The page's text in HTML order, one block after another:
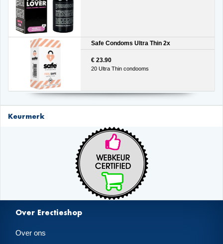
Safe Condoms Ultra Thin 2x
€ 23.90
20 Ultra Thin condooms
Keurmerk
Over Erectieshop
Over ons